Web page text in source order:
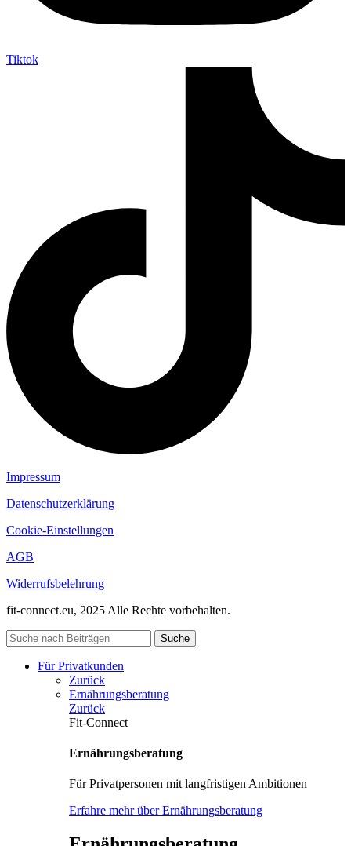
Tiktok
Impressum
Datenschutzerklärung
Cookie-Einstellungen
AGB
Widerrufsbelehrung
fit-connect.eu, 2025 Alle Rechte vorbehalten.
Suche
Für Privatkunden
Zurück
Ernährungsberatung
Zurück
Fit-Connect
Ernährungsberatung
Für Privatpersonen mit langfristigen Ambitionen
Erfahre mehr über Ernährungsberatung